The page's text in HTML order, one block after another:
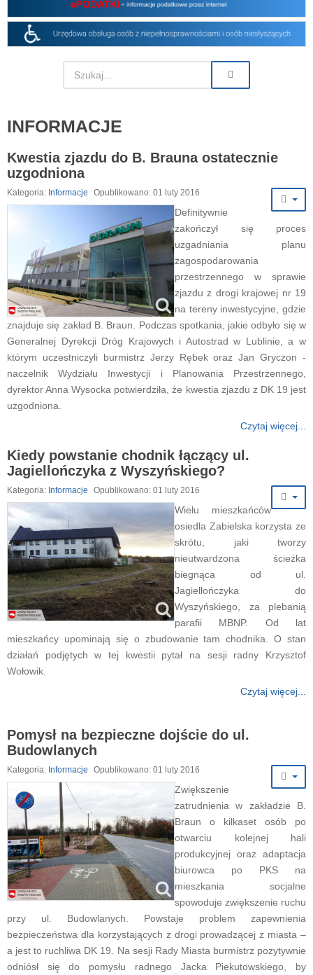
INFORMACJE
Kwestia zjazdu do B. Brauna ostatecznie
uzgodniona
Kategoria: Informacje Opublikowano: 01 luty 2016
Definitywnie
zakończył się proces
uzgadniania planu
zagospodarowania
przestrzennego w sprawie
zjazdu z drogi krajowej nr 19
na tereny inwestycyjne, gdzie
znajduje się zakład B. Braun. Podczas spotkania, jakie odbyło się w
Generalnej Dyrekcji Dróg Krajowych i Autostrad w Lublinie, a w
którym uczestniczyli burmistrz Jerzy Rębek oraz Jan Gryczon -
naczelnik Wydziału Inwestycji i Planowania Przestrzennego,
dyrektor Anna Wysocka potwierdziła, że kwestia zjazdu z DK 19 jest
uzgodniona.
Czytaj więcej...
Kiedy powstanie chodnik łączący ul.
Jagiellończyka z Wyszyńskiego?
Kategoria: Informacje Opublikowano: 01 luty 2016
Wielu mieszkańców
osiedla Zabielska korzysta ze
skrótu, jaki tworzy
nieutwardzona ścieżka
biegnąca od ul.
Jagiellończyka do
Wyszyńskiego, za plebanią
parafii MBNP. Od lat
mieszkańcy upominają się o zbudowanie tam chodnika. O stan
działań podjętych w tej kwestii pytał na sesji radny Krzysztof
Wołowik.
Czytaj więcej...
Pomysł na bezpieczne dojście do ul.
Budowlanych
Kategoria: Informacje Opublikowano: 01 luty 2016
Zwiększenie
zatrudnienia w zakładzie B.
Braun o kilkaset osób po
otwarciu kolejnej hali
produkcyjnej oraz adaptacja
biurowca po PKS na
mieszkania socjalne
spowoduje zwiększenie ruchu
przy ul. Budowlanych. Powstaje problem zapewnienia
bezpieczeństwa dla korzystających z drogi prowadzącej z miasta –
a jest to ruchliwa DK 19. Na sesji Rady Miasta burmistrz pozytywnie
odniósł się do pomysłu radnego Jacka Piekutowskiego, by